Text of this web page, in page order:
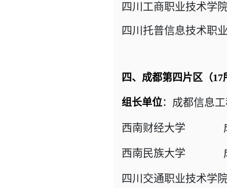
四川工商职业技术
四川托普信息技术职
四、成都第四片区（17
组长单位： 成都信息
西南财经大学 成
西南民族大学 成都
四川交通职业技术